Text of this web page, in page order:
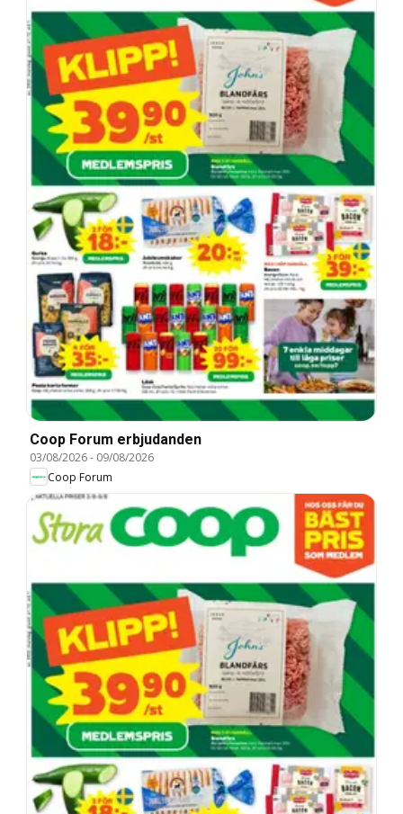
Coop Forum erbjudanden
03/08/2026- 09/08/2026
Coop Forum